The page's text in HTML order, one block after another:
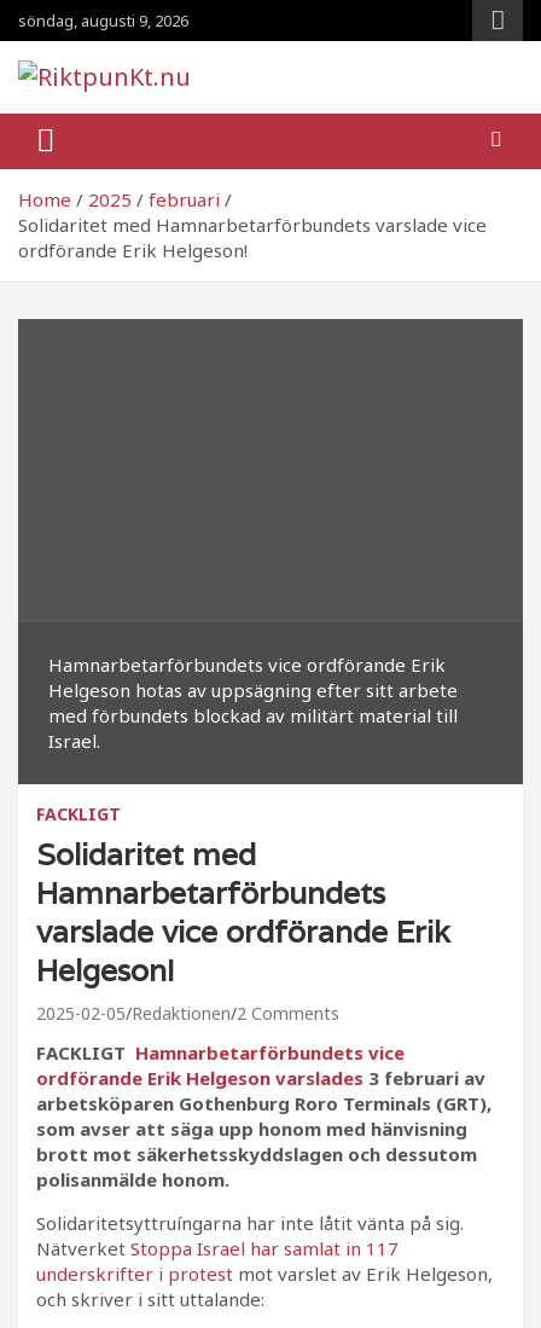
Skip
to
content
söndag, augusti 9, 2026
RiktpunKt.nu
Home 2025
februari
Solidaritet med Hamnarbetarförbundets varslade vice
ordförande Erik Helgeson!
Hamnarbetarförbundets vice ordförande Erik
Helgeson hotas av uppsägning efter sitt arbete
med förbundets blockad av militärt material till
Israel.
FACKLIGT
Solidaritet med
Hamnarbetarförbundets
varslade vice ordförande Erik
Helgeson!
2025-02-05 Redaktionen 2 Comments
FACKLIGT Hamnarbetarförbundets vice
ordförande Erik Helgeson varslades 3 februari av
arbetsköparen Gothenburg Roro Terminals (GRT),
som avser att säga upp honom med hänvisning
brott mot säkerhetsskyddslagen och dessutom
polisanmälde honom.
Solidaritetsyttruíngarna har inte låtit vänta på sig.
Nätverket Stoppa Israel har samlat in 117
underskrifter i protest mot varslet av Erik Helgeson,
och skriver i sitt uttalande: